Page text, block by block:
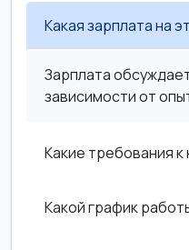
Какая зарплата на
Зарплата
зависимости от
Какие требования к
Какой график